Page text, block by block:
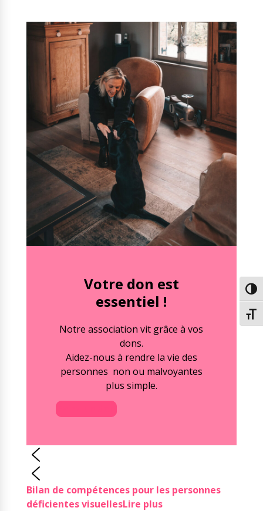
Votre don est
essentiel !
Notre association vit grâce à vos
dons.
Aidez-nous à rendre la vie des
personnes non ou malvoyantes
plus simple.
Bilan de compétences pour les personnes
déficientes visuellesLire plus